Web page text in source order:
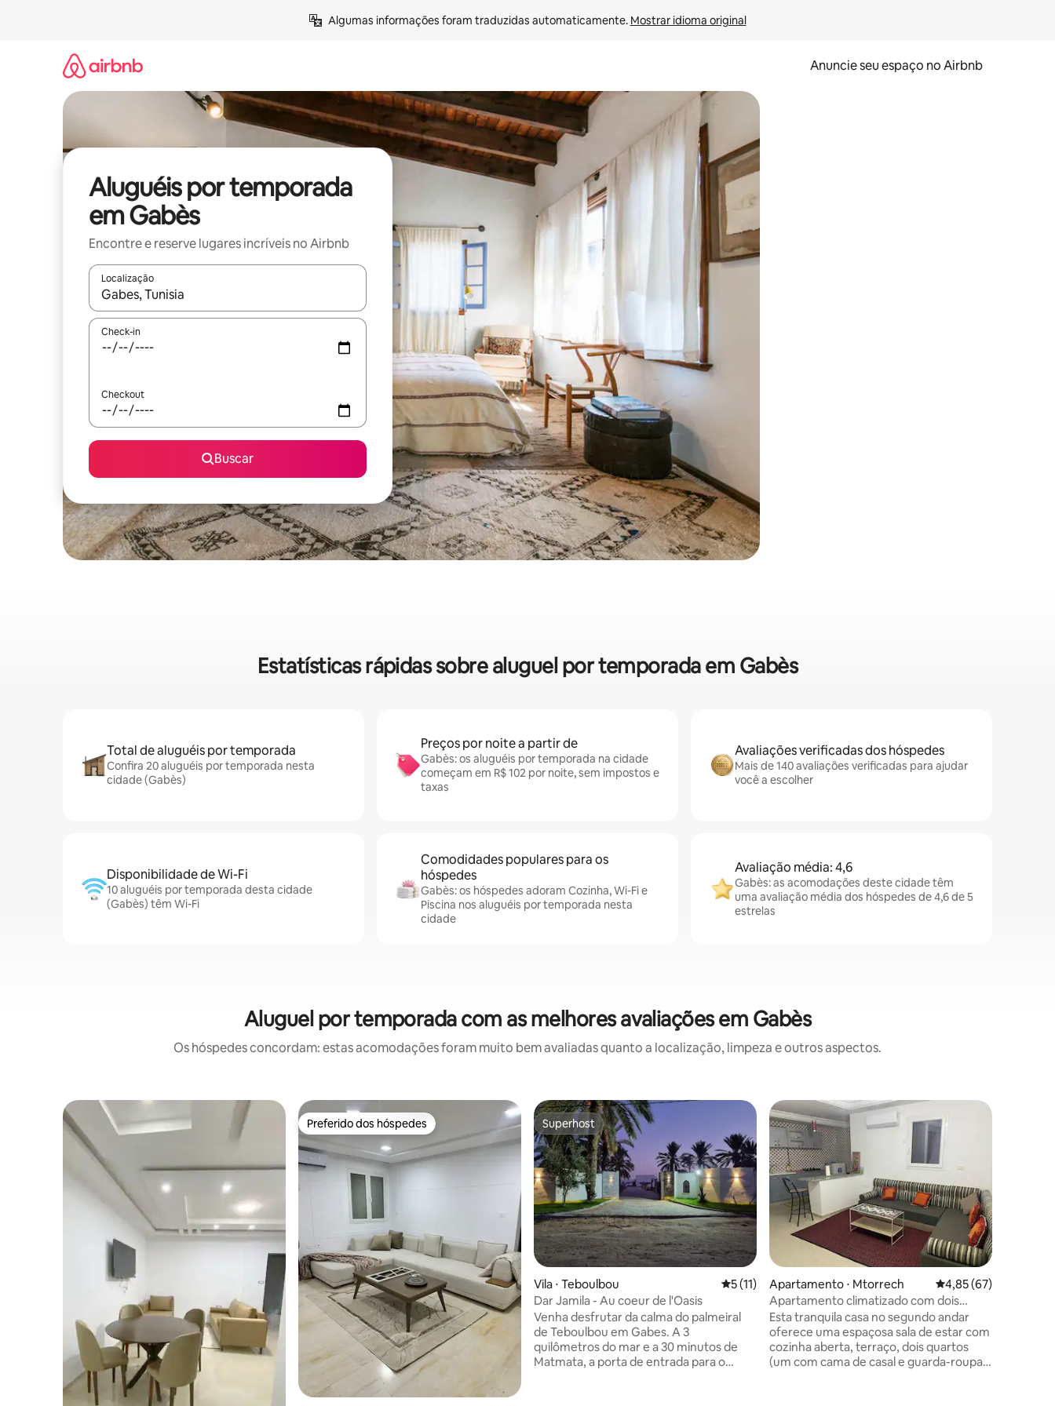
Algumas informações foram traduzidas automaticamente. Mostrar idioma original
Anuncie seu espaço no Airbnb
Aluguéis por temporada
em Gabès
Encontre e reserve lugares incríveis no Airbnb
Localização
Quando os resultados estiverem disponíveis, explore-os usando as seta para cima e para baixo do teclado ou tocando e deslizando o dedo na tela.
Check-in
Checkout
Buscar
Estatísticas rápidas sobre aluguel por temporada em Gabès
Total de aluguéis por temporada
Confira 20 aluguéis por temporada nesta
cidade (Gabès)
Preços por noite a partir de
Gabès: os aluguéis por temporada na cidade
começam em R$ 102 por noite, sem impostos e
taxas
Avaliações verificadas dos hóspedes
Mais de 140 avaliações verificadas para ajudar
você a escolher
Disponibilidade de Wi-Fi
10 aluguéis por temporada desta cidade
(Gabès) têm Wi-Fi
Comodidades populares para os
hóspedes
Gabès: os hóspedes adoram Cozinha, Wi-Fi e
Piscina nos aluguéis por temporada nesta
cidade
Avaliação média: 4,6
Gabès: as acomodações deste cidade têm
uma avaliação média dos hóspedes de 4,6 de 5
estrelas
Aluguel por temporada com as melhores avaliações em Gabès
Os hóspedes concordam: estas acomodações foram muito bem avaliadas quanto a localização, limpeza e outros aspectos.
Preferido dos hóspedes
Preferido dos hóspedes Superhost
Superhost
Vila ⋅ Teboulbou 5 de uma avaliação média de 5, 11 avaliações
5 (11)
Dar Jamila - Au coeur de l'Oasis
Venha desfrutar da calma do palmeiral
de Teboulbou em Gabes. A 3
quilômetros do mar e a 30 minutos de
Matmata, a porta de entrada para o
Apartamento ⋅ Mtorrech 4,85 de uma
4,85 (67)
Apartamento climatizado com dois
quartos, sala de estar e cozinha
Esta tranquila casa no segundo andar
oferece uma espaçosa sala de estar com
cozinha aberta, terraço, dois quartos
(um com cama de casal e guarda-roupa,